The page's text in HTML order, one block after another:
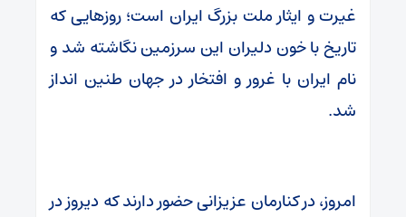
غیرت و ایثار ملت بزرگ ایران است؛ روزهایی که
تاریخ با خون دلیران این سرزمین نگاشته شد و
نام ایران با غرور و افتخار در جهان طنین انداز
شد.
امروز، در کنارمان عزیزانی حضور دارند که دیروز در